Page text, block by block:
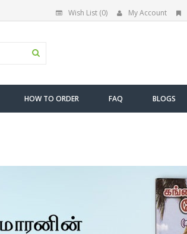
Wish List (0) My Account
HOW TO ORDER FAQ BLOGS